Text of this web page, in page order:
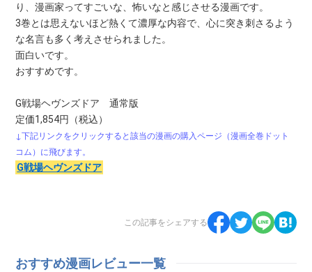
り、漫画家ってすごいな、怖いなと感じさせる漫画です。
3巻とは思えないほど熱くて濃厚な内容で、心に突き刺さるよう
な名言も多く考えさせられました。
面白いです。
おすすめです。
G戦場ヘヴンズドア 通常版
定価1,854円（税込）
↓下記リンクをクリックすると該当の漫画の購入ページ（漫画全巻ドット
コム）に飛びます。
G戦場ヘヴンズドア
この記事をシェアする
おすすめ漫画レビュー一覧